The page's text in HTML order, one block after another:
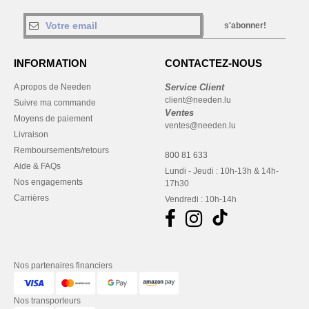
s'abonner!
INFORMATION
A propos de Needen
Suivre ma commande
Moyens de paiement
Livraison
Remboursements/retours
Aide & FAQs
Nos engagements
Carrières
CONTACTEZ-NOUS
Service Client
client@needen.lu
Ventes
ventes@needen.lu
800 81 633
Lundi - Jeudi : 10h-13h & 14h-
17h30
Vendredi : 10h-14h
Nos partenaires financiers
Nos transporteurs